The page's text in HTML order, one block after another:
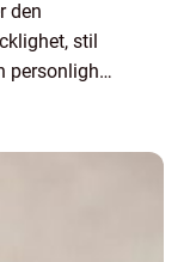
den
stil
personlighet